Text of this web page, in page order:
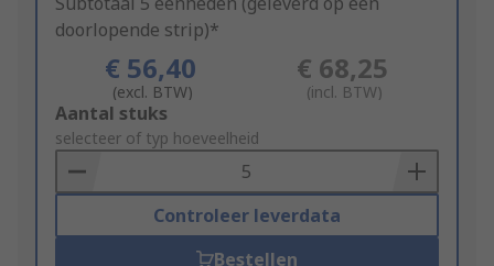
doorlopende strip)*
€ 56,40
(excl. BTW)
€ 68,25
(incl. BTW)
Add
to
Basket
Aantal stuks
selecteer of typ hoeveelheid
Controleer leverdata
Bestellen